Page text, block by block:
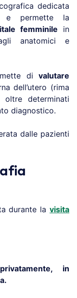
dedicata
e permette la
femminile in
anatomici e
di valutare
dell’utero (rima
oltre determinati
diagnostico.
dalle pazienti
durante lavisita
in